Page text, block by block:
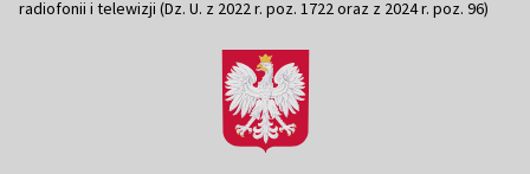
radiofonii i telewizji (Dz. U. z 2022 r. poz. 1722 oraz z 2024 r. poz. 96)